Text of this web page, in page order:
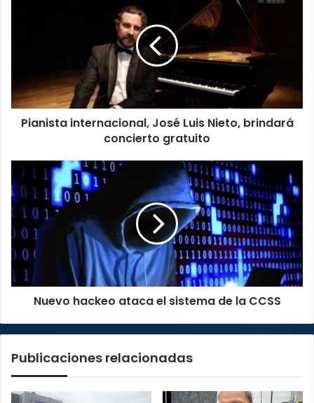
concierto
gratuito
Pianista internacional, José Luis Nieto, brindará
concierto gratuito
Nuevo
hackeo
ataca
el
sistema
de
la
CCSS
Nuevo hackeo ataca el sistema de la CCSS
Publicaciones relacionadas